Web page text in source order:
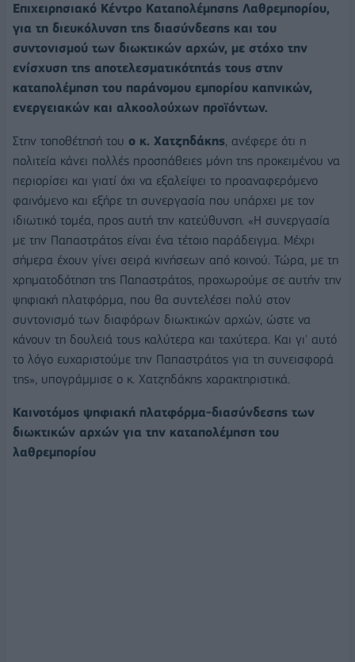
Επιχειρησιακό Κέντρο Καταπολέμησης Λαθρεμπορίου,
για τη διευκόλυνση της διασύνδεσης και του
συντονισμού των διωκτικών αρχών, με στόχο την
ενίσχυση της αποτελεσματικότητάς τους στην
καταπολέμηση του παράνομου εμπορίου καπνικών,
ενεργειακών και αλκοολούχων προϊόντων.
Στην τοποθέτησή του ο κ. Χατζηδάκης, ανέφερε ότι η
πολιτεία κάνει πολλές προσπάθειες μόνη της προκειμένου να
περιορίσει και γιατί όχι να εξαλείψει το προαναφερόμενο
φαινόμενο και εξήρε τη συνεργασία που υπάρχει με τον
ιδιωτικό τομέα, προς αυτή την κατεύθυνση. «Η συνεργασία
με την Παπαστράτος είναι ένα τέτοιο παράδειγμα. Μέχρι
σήμερα έχουν γίνει σειρά κινήσεων από κοινού. Τώρα, με τη
χρηματοδότηση της Παπαστράτος, προχωρούμε σε αυτήν την
ψηφιακή πλατφόρμα, που θα συντελέσει πολύ στον
συντονισμό των διαφόρων διωκτικών αρχών, ώστε να
κάνουν τη δουλειά τους καλύτερα και ταχύτερα. Και γι' αυτό
το λόγο ευχαριστούμε την Παπαστράτος για τη συνεισφορά
της», υπογράμμισε ο κ. Χατζηδάκης χαρακτηριστικά.
Καινοτόμος ψηφιακή πλατφόρμα-διασύνδεσης των
διωκτικών αρχών για την καταπολέμηση του
λαθρεμπορίου